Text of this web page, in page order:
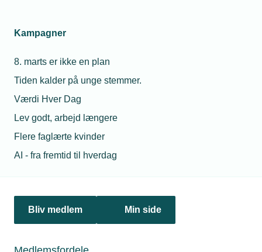
Kampagner
8. marts er ikke en plan
Tiden kalder på unge stemmer.
Værdi Hver Dag
Lev godt, arbejd længere
Flere faglærte kvinder
AI - fra fremtid til hverdag
Bliv medlem Min side
03. oktober 2018
Installationsbranchen er i den grad repræsenteret i Aarhus
BSS' Projekt Smart Home. Fire af de 12 virksomheder,
som deltager i pilotprojektet, er TEKNIQ-medlemmer.